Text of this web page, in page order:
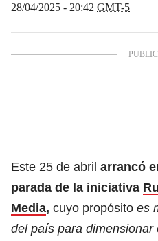
28/04/2025 - 20:42 GMT-5
Este 25 de abril arrancó
parada de la iniciativa
Media, cuyo propósito es
del país para